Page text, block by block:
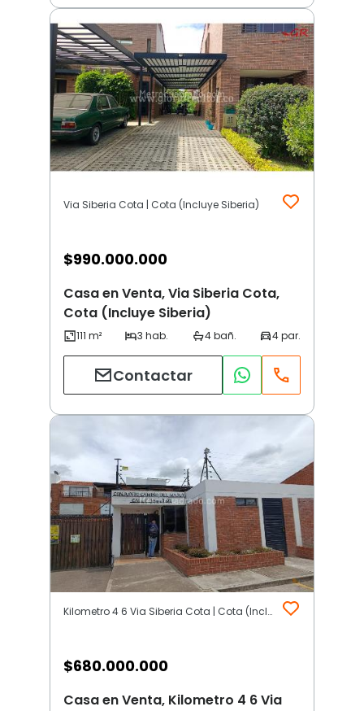
Via Siberia Cota | Cota (Incluye Siberia)
$990.000.000
Casa en Venta, Via Siberia Cota,
Cota (Incluye Siberia)
Contactar
Kilometro 4 6 Via Siberia Cota | Cota (Incluye Siberia)
$680.000.000
Casa en Venta, Kilometro 4 6 Via